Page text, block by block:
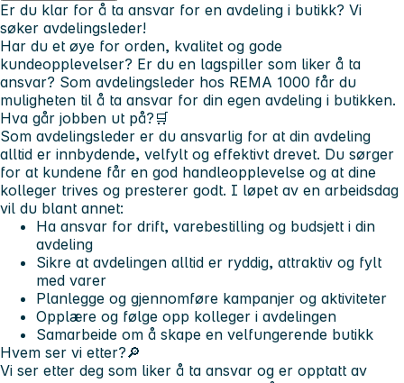
Er du klar for å ta ansvar for en avdeling i butikk? Vi
søker avdelingsleder!
Har du et øye for orden, kvalitet og gode
kundeopplevelser? Er du en lagspiller som liker å ta
ansvar? Som avdelingsleder hos REMA 1000 får du
muligheten til å ta ansvar for din egen avdeling i butikken.
Hva går jobben ut på?🛒
Som avdelingsleder er du ansvarlig for at din avdeling
alltid er innbydende, velfylt og effektivt drevet. Du sørger
for at kundene får en god handleopplevelse og at dine
kolleger trives og presterer godt. I løpet av en arbeidsdag
vil du blant annet:
Ha ansvar for drift, varebestilling og budsjett i din
avdeling
Sikre at avdelingen alltid er ryddig, attraktiv og fylt
med varer
Planlegge og gjennomføre kampanjer og aktiviteter
Opplære og følge opp kolleger i avdelingen
Samarbeide om å skape en velfungerende butikk
Hvem ser vi etter?🔎
Vi ser etter deg som liker å ta ansvar og er opptatt av